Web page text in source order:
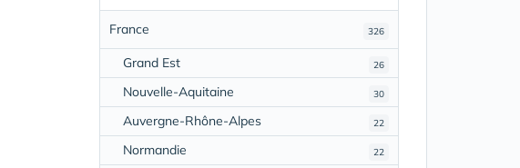
326
France
26
Grand Est
30
Nouvelle-Aquitaine
22
Auvergne-Rhône-Alpes
22
Normandie